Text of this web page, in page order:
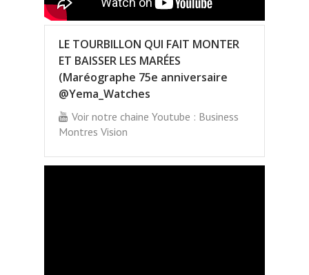
LE TOURBILLON QUI FAIT MONTER
ET BAISSER LES MARÉES
(Maréographe 75e anniversaire
@Yema_Watches
Voir notre chaine Youtube : Business
Montres Vision